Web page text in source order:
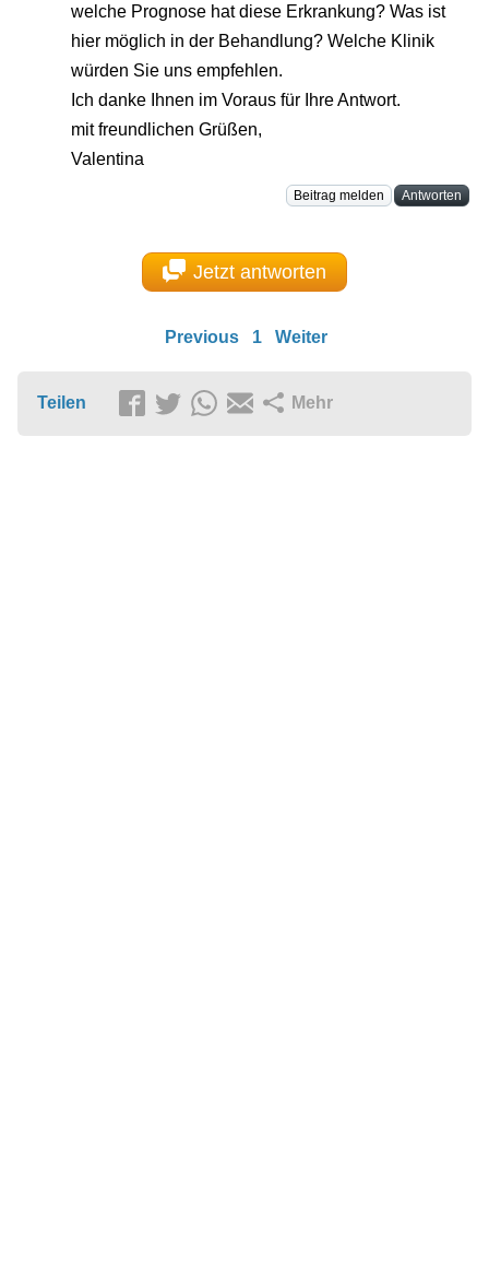
welche Prognose hat diese Erkrankung? Was ist
hier möglich in der Behandlung? Welche Klinik
würden Sie uns empfehlen.
Ich danke Ihnen im Voraus für Ihre Antwort.
mit freundlichen Grüßen,
Valentina
Beitrag melden Antworten
Jetzt antworten
Previous 1 Weiter
Teilen Mehr